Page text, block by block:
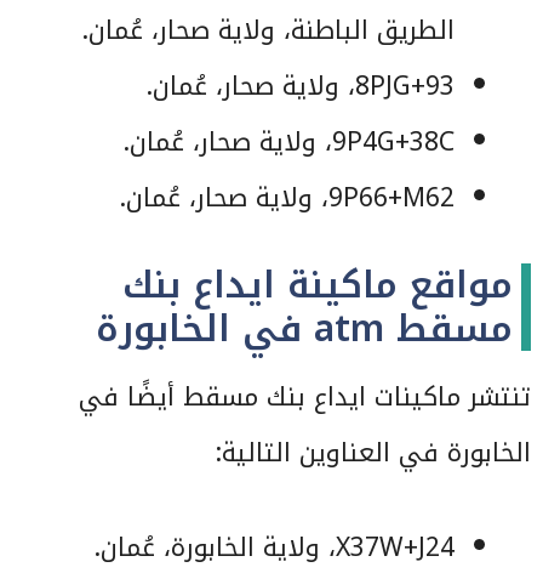
الطريق الباطنة، ولاية صحار، عُمان.
8PJG+93، ولاية صحار، عُمان.
9P4G+38C، ولاية صحار، عُمان.
9P66+M62، ولاية صحار، عُمان.
مواقع ماكينة ايداع بنك
مسقط atm في الخابورة
تنتشر ماكينات ايداع بنك مسقط أيضًا في
الخابورة في العناوين التالية:
X37W+J24، ولاية الخابورة، عُمان.